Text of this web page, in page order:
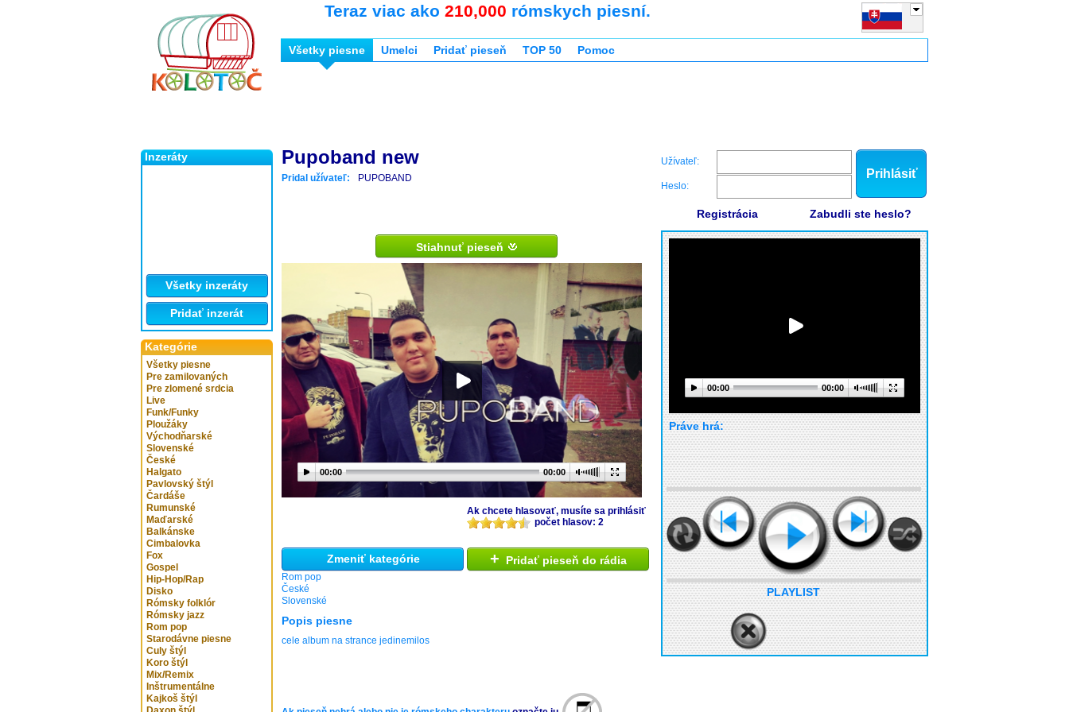
Inzeráty
Všetky inzeráty
Pridať inzerát
Kategórie
Všetky piesne
Pre zamilovaných
Pre zlomené srdcia
Live
Funk/Funky
Ploužáky
Východňarské
Slovenské
České
Halgato
Pavlovský štýl
Čardáše
Rumunské
Maďarské
Balkánske
Cimbalovka
Fox
Gospel
Hip-Hop/Rap
Disko
Rómsky folklór
Rómsky jazz
Rom pop
Starodávne piesne
Culy štýl
Koro štýl
Mix/Remix
Inštrumentálne
Kajkoš štýl
Teraz viac ako 210,000 rómskych piesní.
Všetky piesne Umelci Pridať pieseň TOP 50 Pomoc
Pupoband new
Pridal užívateľ: PUPOBAND
Stiahnuť pieseň
00:00 00:00
Ak chcete hlasovať, musíte sa prihlásiť
počet hlasov: 2
Zmeniť kategórie
Rom pop
České
Slovenské
+ Pridať pieseň do rádia
Popis piesne
cele album na strance jedinemilos
Užívateľ:
Heslo:
Prihlásiť
Registrácia Zabudli ste heslo?
00:00 00:00
Práve hrá:
PLAYLIST